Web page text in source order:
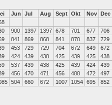
Jun Jul Aug Sept Okt Nov Dec
900 1397 1397 678 701 677
706
841 869 868 841 870 837
729
453 729 729 704 672 649
672
424 439 438 425 439 425
438
537 439 438 425 439 424
439
456 470 471 456 488 472
497
504 660 672 1007 1054 695 852